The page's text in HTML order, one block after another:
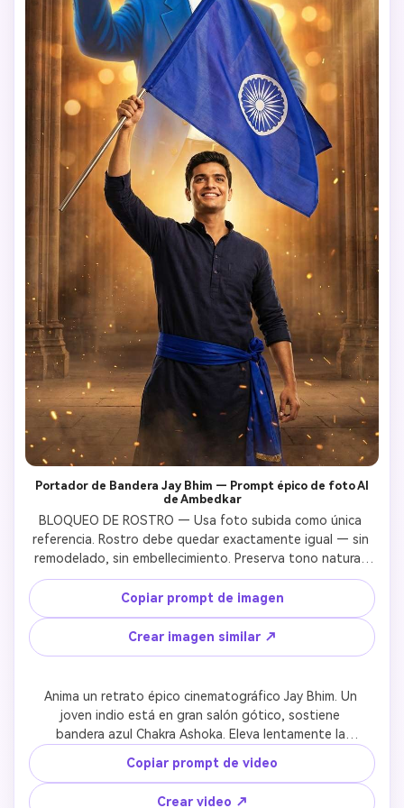
vertical 9:16
Portador de Bandera Jay Bhim — Prompt épico de foto AI
de Ambedkar
BLOQUEO DE ROSTRO — Usa foto subida como única
referencia. Rostro debe quedar exactamente igual — sin
remodelado, sin embellecimiento. Preserva tono natural,
poros y línea del cabello.DR. B.R. AMBEDKAR —
Representado como presencia divina luminosa en fondo
superior: gafas redondas, traje azul formal, halo dorado
detrás de la cabeza, mano derecha levantada en gesto
de bendición (Abhaya mudra), expresión calmada y
vertical épico cinematográfico. Primer plano: joven indio
seguro de sí mismo vestido con kurta azul marino oscuro y
banda azul real diagonal. Levanta brazo derecho
sosteniendo bandera azul con Chakra Ashoka (rueda azul
en bandera azul — símbolo Ambedkarita). Rostro muestra
orgullo y determinación. Sonríe con fuerza. Detrás, Dr. B.R.
Ambedkar como figura divina luminosa rodeada de
Copiar prompt de imagen
Crear imagen similar ↗
Anima un retrato épico cinematográfico Jay Bhim. Un
joven indio está en gran salón gótico, sostiene
bandera azul Chakra Ashoka. Eleva lentamente la
mandíbula firme, ojos enfocados. La bandera azul se
Copiar prompt de video
Crear video ↗